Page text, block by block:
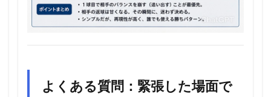
よくある質問：緊張した場面で